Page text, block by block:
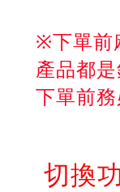
※下單前
產品都
下單前
切換